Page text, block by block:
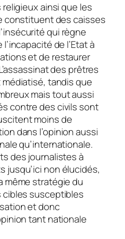
ainsi que les
constituent des caisses
qui règne
de l’Etat à
et de restaurer
des prêtres
tandis que
mais tout aussi
contre des civils sont
moins de
dans l’opinion aussi
qu’internationale.
des journalistes à
jusqu’ici non élucidés,
même stratégie du
susceptibles
et donc
tant nationale